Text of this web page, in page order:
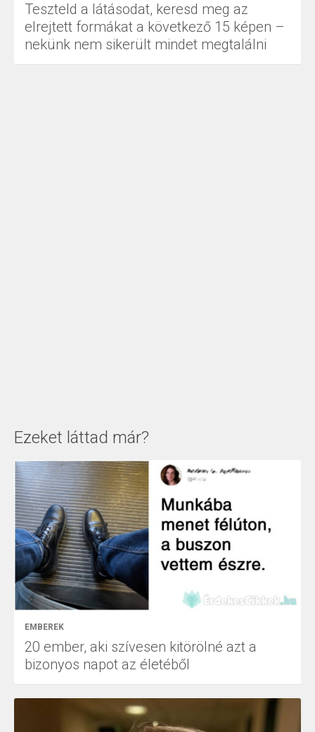
Teszteld a látásodat, keresd meg az
elrejtett formákat a következő 15 képen –
nekünk nem sikerült mindet megtalálni
Ezeket láttad már?
EMBEREK
20 ember, aki szívesen kitörölné azt a
bizonyos napot az életéből